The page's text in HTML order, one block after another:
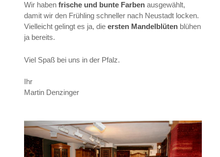
Wir haben frische und bunte Farben ausgewählt,
damit wir den Frühling schneller nach Neustadt locken.
Vielleicht gelingt es ja, die ersten Mandelblüten blühen
ja bereits.
Viel Spaß bei uns in der Pfalz.
Ihr
Martin Denzinger